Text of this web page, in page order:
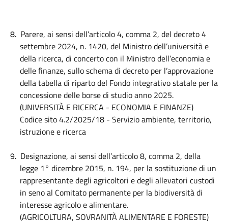
8. Parere, ai sensi dell’articolo 4, comma 2, del decreto 4
settembre 2024, n. 1420, del Ministro dell’università e
della ricerca, di concerto con il Ministro dell’economia e
delle finanze, sullo schema di decreto per l’approvazione
della tabella di riparto del Fondo integrativo statale per la
concessione delle borse di studio anno 2025.
(UNIVERSITÀ E RICERCA - ECONOMIA E FINANZE)
Codice sito 4.2/2025/18 - Servizio ambiente, territorio,
istruzione e ricerca
9. Designazione, ai sensi dell’articolo 8, comma 2, della
legge 1° dicembre 2015, n. 194, per la sostituzione di un
rappresentante degli agricoltori e degli allevatori custodi
in seno al Comitato permanente per la biodiversità di
interesse agricolo e alimentare.
(AGRICOLTURA, SOVRANITÀ ALIMENTARE E FORESTE)